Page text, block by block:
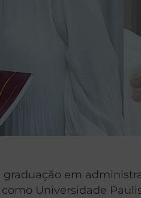
graduação em
Universidade